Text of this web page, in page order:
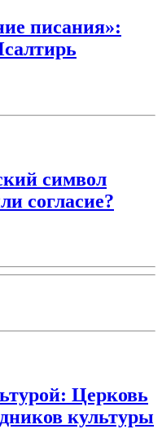
писания»:
символ
согласие?
Церковь
культуры